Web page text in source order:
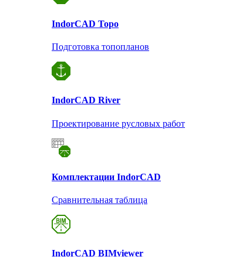
IndorCAD Topo
Подготовка топопланов
IndorCAD River
Проектирование русловых работ
Комплектации IndorCAD
Сравнительная таблица
IndorCAD BIMviewer